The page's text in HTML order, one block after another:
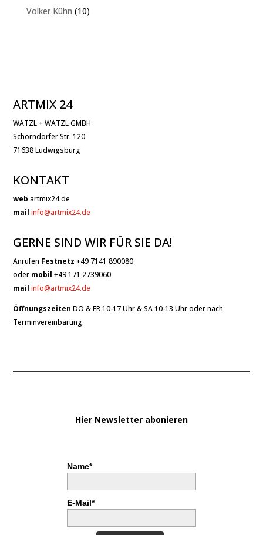
Volker Kühn 1010
ARTMIX 24
WATZL + WATZL GMBH
Schorndorfer Str. 120
71638 Ludwigsburg
KONTAKT
web artmix24.de
mail info@artmix24.de
GERNE SIND WIR FÜR SIE DA!
Anrufen Festnetz +49 7141 890080
oder mobil +49 171 2739060
mailinfo@artmix24.de
Öffnungszeiten DO & FR 10-17 Uhr & SA 10-13 Uhr oder nach
Terminvereinbarung.
Hier Newsletter abonieren
Name*
E-Mail*